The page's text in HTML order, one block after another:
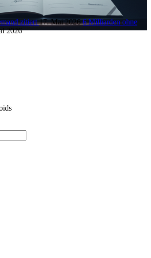
zitiert17. Mai 2026 6 Milliarden ohne
2026